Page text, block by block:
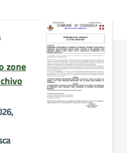
zone